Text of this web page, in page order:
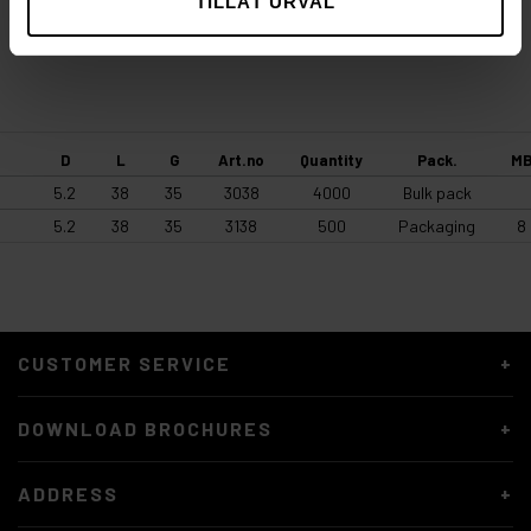
UNIT GUIDE
D L G Art.no Quantity Pack. MB
5.2 38 35 3038 4000
Bulk pack
5.2
38 35 3138 500 Packaging 8
CUSTOMER SERVICE
DOWNLOAD BROCHURES
ADDRESS